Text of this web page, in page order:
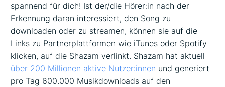
spannend für dich! Ist der/die Hörer:in nach der
Erkennung daran interessiert, den Song zu
downloaden oder zu streamen, können sie auf die
Links zu Partnerplattformen wie iTunes oder Spotify
klicken, auf die Shazam verlinkt. Shazam hat aktuell
über 200 Millionen aktive Nutzer:innen und generiert
pro Tag 600.000 Musikdownloads auf den